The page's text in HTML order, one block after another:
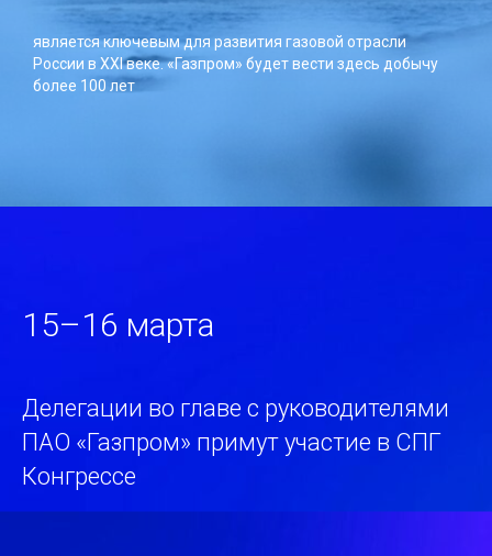
является ключевым для развития газовой отрасли
России в XXI веке. «Газпром» будет вести здесь добычу
более 100 лет
15–16 марта
Делегации во главе с руководителями
ПАО «Газпром» примут участие в СПГ
Конгрессе